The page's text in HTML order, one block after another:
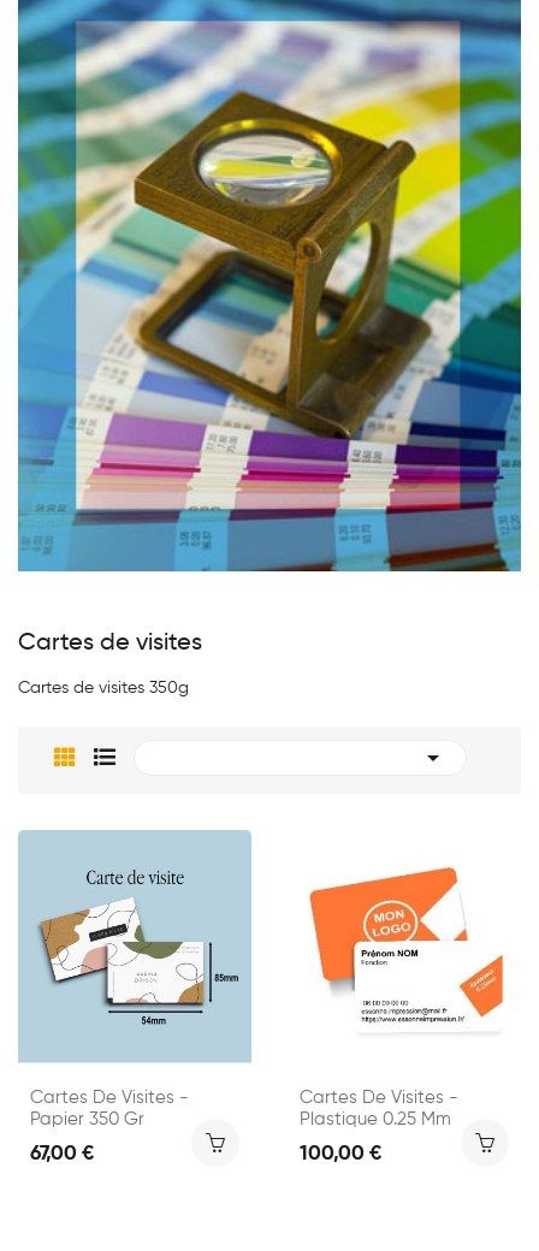
Cartes de visites
Cartes de visites 350g

Cartes De Visites -
Papier 350 Gr
67,00 €
Cartes De Visites -
Plastique 0.25 Mm
100,00 €